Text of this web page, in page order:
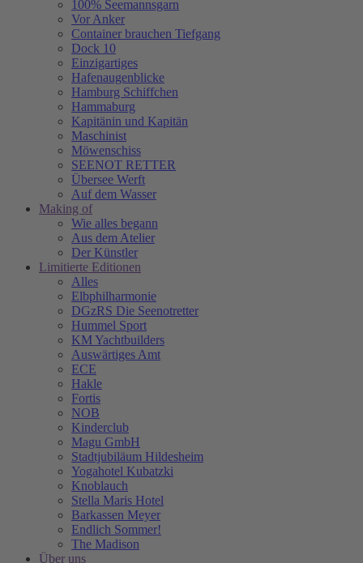
100% Seemannsgarn
Vor Anker
Container brauchen Tiefgang
Dock 10
Einzigartiges
Hafenaugen­blicke
Hamburg Schiffchen
Hammaburg
Kapitänin und Kapitän
Maschinist
Möwenschiss
SEENOT RETTER
Übersee Werft
Auf dem Wasser
Making of
Wie alles begann
Aus dem Atelier
Der Künstler
Limitierte Editionen
Alles
Elbphilharmonie
DGzRS Die Seenotretter
Hummel Sport
KM Yachtbuilders
Auswärtiges Amt
ECE
Hakle
Fortis
NOB
Kinderclub
Magu GmbH
Stadtjubiläum Hildesheim
Yogahotel Kubatzki
Knoblauch
Stella Maris Hotel
Barkassen Meyer
Endlich Sommer!
The Madison
Über uns